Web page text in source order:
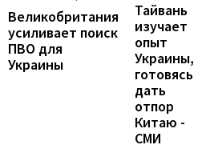
Великобритания
усиливает поиск
ПВО для
Украины
Тайвань
изучает
опыт
Украины,
готовясь
дать
отпор
Китаю -
СМИ